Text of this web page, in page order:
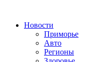
Новости
Приморье
Авто
Регионы